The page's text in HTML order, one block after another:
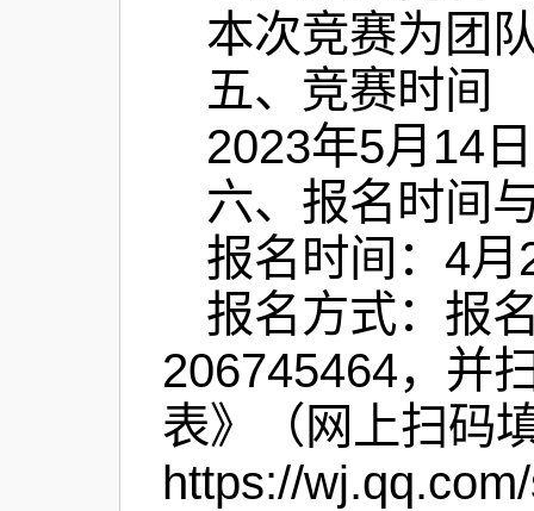
本次竞赛为团
五、竞赛时间
2023年5月14日
六、报名时间
报名时间：4
报名方式：报
206745464，并
表》（网上扫码
https://